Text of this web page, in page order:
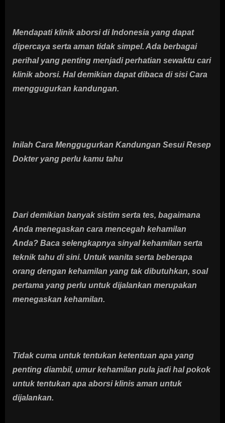
Mendapati klinik aborsi di Indonesia yang dapat
dipercaya serta aman tidak simpel. Ada berbagai
perihal yang penting menjadi perhatian sewaktu cari
klinik aborsi. Hal demikian dapat dibaca di sisi Cara
menggugurkan kandungan.
Inilah Cara Menggugurkan Kandungan Sesui Resep
Dokter yang perlu kamu tahu
Dari demikian banyak sistim serta tes, bagaimana
Anda menegaskan cara mencegah kehamilan
Anda? Baca selengkapnya sinyal kehamilan serta
teknik tahu di sini. Untuk wanita serta beberapa
orang dengan kehamilan yang tak dibutuhkan, soal
pertama yang perlu untuk dijalankan merupakan
menegaskan kehamilan.
Tidak cuma untuk tentukan ketentuan apa yang
penting diambil, umur kehamilan pula jadi hal pokok
untuk tentukan apa aborsi klinis aman untuk
dijalankan.